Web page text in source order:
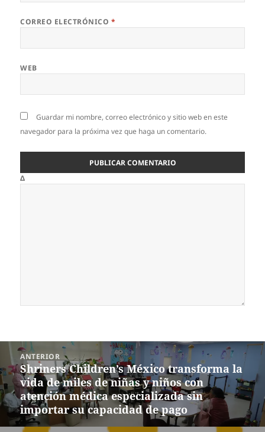
CORREO ELECTRÓNICO *
WEB
Guardar mi nombre, correo electrónico y sitio web en este
navegador para la próxima vez que haga un comentario.
Δ
Navegación
entradas
ANTERIOR
Entrada
anterior:
Shriners Children’s México transforma la
vida de miles de niñas y niños con
atención médica especializada sin
importar su capacidad de pago